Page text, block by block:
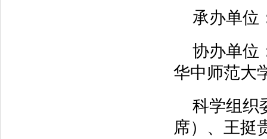
承办单位
协办单位
华中师范大
科学组织
席）、王挺